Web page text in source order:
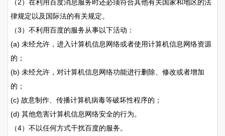
（2）在利用百度消息服务时还必须符合其他有关国家和地区的法
律规定以及国际法的有关规定。
（3）不利用百度的服务从事以下活动：
(a) 未经允许，进入计算机信息网络或者使用计算机信息网络资源
的；
(b) 未经允许，对计算机信息网络功能进行删除、修改或者增加
的；
(c) 故意制作、传播计算机病毒等破坏性程序的；
(d) 其他危害计算机信息网络安全的行为。
（4）不以任何方式干扰百度的服务。